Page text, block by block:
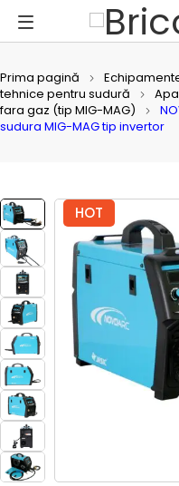
Prima pagină
tehnice pentru sudură
fara gaz (tip MIG-MAG)
sudura MIG-MAG tip invertor
HOT